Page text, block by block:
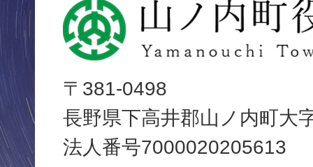
山
ノ
内
町
役
〒381-0498
長野県下高井郡山ノ内町大
法人番号7000020205613